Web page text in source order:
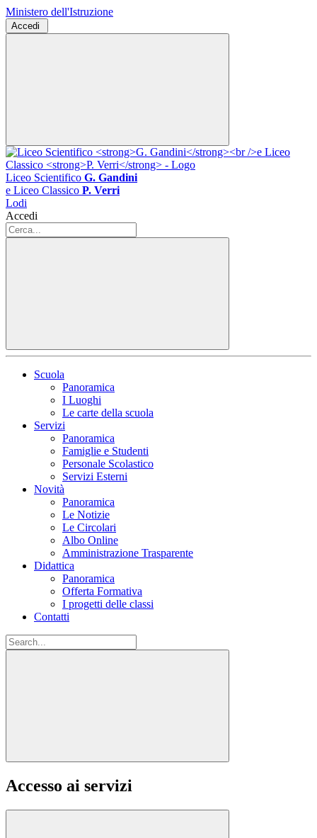
Ministero dell'Istruzione
Accedi
Liceo Scientifico G. Gandini
e Liceo Classico P. Verri
Lodi
Accedi
Scuola
Panoramica
I Luoghi
Le carte della scuola
Servizi
Panoramica
Famiglie e Studenti
Personale Scolastico
Servizi Esterni
Novità
Panoramica
Le Notizie
Le Circolari
Albo Online
Amministrazione Trasparente
Didattica
Panoramica
Offerta Formativa
I progetti delle classi
Contatti
Accesso ai servizi